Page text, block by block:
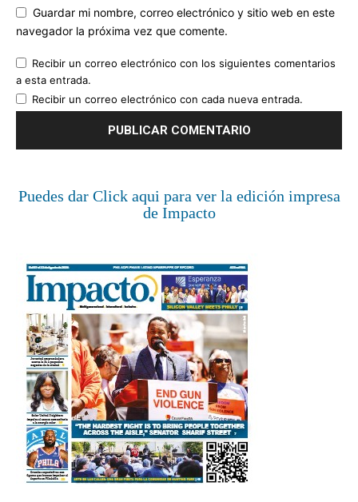
Guardar mi nombre, correo electrónico y sitio web en este
navegador la próxima vez que comente.
Recibir un correo electrónico con los siguientes comentarios
a esta entrada.
Recibir un correo electrónico con cada nueva entrada.
Puedes dar Click aqui para ver la edición impresa
de Impacto